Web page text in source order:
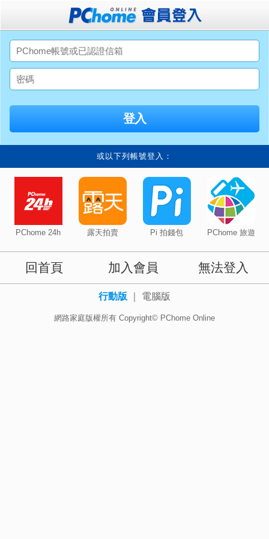
或以下列帳號登入：
PChome 24h 露天拍賣 Pi 拍錢包 PChome 旅遊
回首頁 加入會員 無法登入
行動版 電腦版
網路家庭版權所有 Copyright© PChome Online